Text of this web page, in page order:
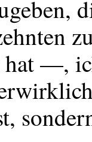
hat —,